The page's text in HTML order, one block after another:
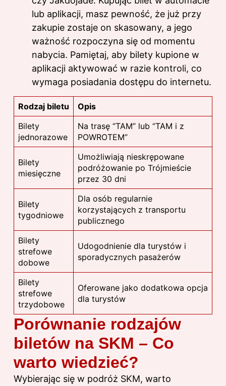
lub aplikacji, masz pewność, że już przy
zakupie zostaje on skasowany, a jego
ważność rozpoczyna się od momentu
nabycia. Pamiętaj, aby bilety kupione w
aplikacji aktywować w razie kontroli, co
wymaga posiadania dostępu do internetu.
Rodzaj biletu
Opis
Bilety
jednorazowe
Na trasę “TAM” lub “TAM i z
POWROTEM”
Bilety
miesięczne
Umożliwiają nieskrępowane
podróżowanie po Trójmieście
przez 30 dni
Bilety
tygodniowe
Dla osób regularnie
korzystających z transportu
publicznego
Bilety
strefowe
dobowe
Udogodnienie dla turystów i
sporadycznych pasażerów
Bilety
strefowe
trzydobowe
Oferowane jako dodatkowa opcja
dla turystów
Porównanie rodzajów
biletów na SKM – Co
warto wiedzieć?
Wybierając się w podróż SKM, warto